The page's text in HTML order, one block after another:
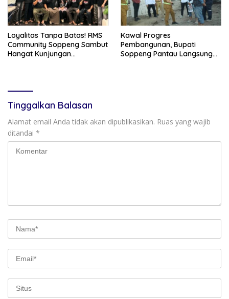
Loyalitas Tanpa Batas! RMS
Community Soppeng Sambut
Hangat Kunjungan
Kawal Progres
Pembangunan, Bupati
Soppeng Pantau Langsung
Tinggalkan Balasan
Alamat email Anda tidak akan dipublikasikan. Ruas yang wajib
ditandai *